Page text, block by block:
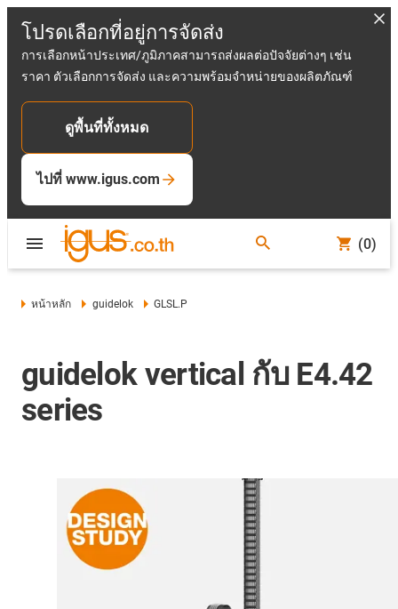
โปรดเลือกที่อยู่การจัดส่ง
การเลือกหน้าประเทศ/ภูมิภาคสามารถส่งผลต่อปัจจัยต่างๆ เช่น
ราคา ตัวเลือกการจัดส่ง และความพร้อมจำหน่ายของผลิตภัณฑ์
ดูพื้นที่ทั้งหมด
ไปที่ www.igus.com
(0)
หน้าหลัก guidelok GLSL.P
guidelok vertical กับ E4.42
series